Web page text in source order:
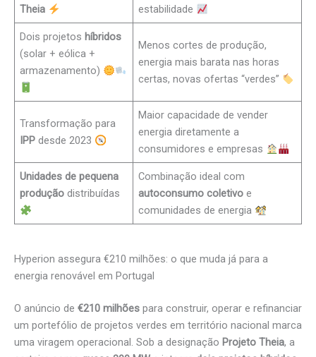
Theia
estabilidade
Dois projetos híbridos
(solar + eólica +
armazenamento)
Menos cortes de produção,
energia mais barata nas horas
certas, novas ofertas “verdes”
Transformação para
IPP desde 2023
Maior capacidade de vender
energia diretamente a
consumidores e empresas
Unidades de pequena
produção distribuídas
Combinação ideal com
autoconsumo coletivo e
comunidades de energia
Hyperion assegura €210 milhões: o que muda já para a
energia renovável em Portugal
O anúncio de €210 milhões para construir, operar e refinanciar
um portefólio de projetos verdes em território nacional marca
uma viragem operacional. Sob a designação Projeto Theia, a